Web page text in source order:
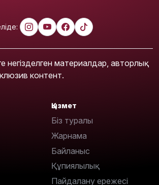
негізделген материалдар, авторлық
контент.
Қызмет
Біз туралы
Жарнама
Байланыс
Құпиялылық
Пайдалану ережесі